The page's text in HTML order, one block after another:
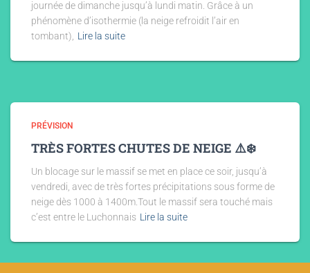
journée de dimanche jusqu’à lundi matin. Grâce à un
phénomène d’isothermie (la neige refroidit l’air en
tombant),
Lire la suite
PRÉVISION
TRÈS FORTES CHUTES DE NEIGE ⚠️❄️
Un blocage sur le massif se met en place ce soir, jusqu’à
vendredi, avec de très fortes précipitations sous forme de
neige dès 1000 à 1400m.Tout le massif sera touché mais
c’est entre le Luchonnais Lire la suite